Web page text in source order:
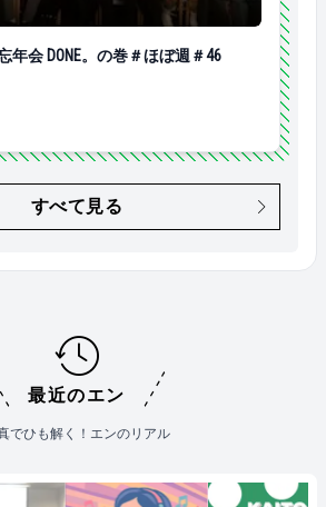
年会 DONE。の巻＃ほぼ週＃46
すべて見る
最近のエン
でひも解く！エンのリアル